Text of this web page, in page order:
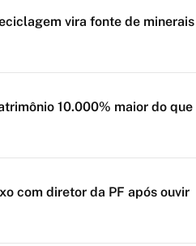
vira fonte de minerais
10.000% maior do que
com diretor da PF após ouvir